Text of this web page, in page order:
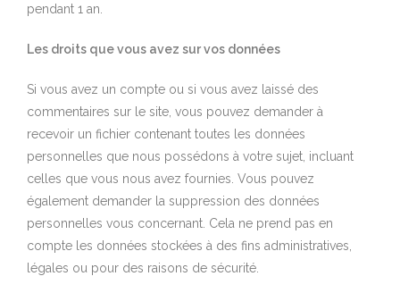
pendant 1 an.
Les droits que vous avez sur vos données
Si vous avez un compte ou si vous avez laissé des
commentaires sur le site, vous pouvez demander à
recevoir un fichier contenant toutes les données
personnelles que nous possédons à votre sujet, incluant
celles que vous nous avez fournies. Vous pouvez
également demander la suppression des données
personnelles vous concernant. Cela ne prend pas en
compte les données stockées à des fins administratives,
légales ou pour des raisons de sécurité.